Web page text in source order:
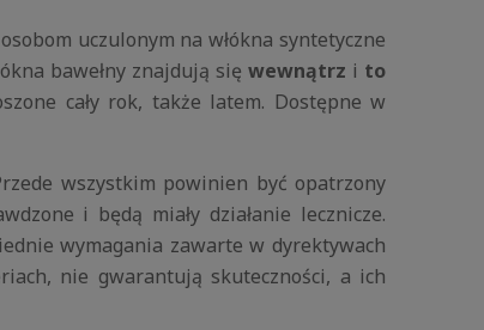
uczulonym na włókna syntetyczne
bawełny znajdują sięwewnątrz i to
cały rok, także latem. Dostępne w
wszystkim powinien być opatrzony
i będą miały działanie lecznicze.
wymagania zawarte w dyrektywach
nie gwarantują skuteczności, a ich